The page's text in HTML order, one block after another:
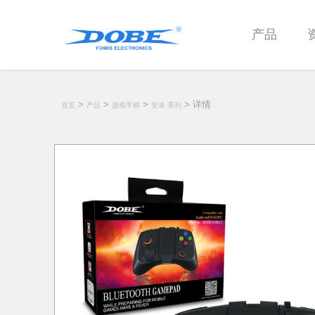
产品
首页 > 产品 > 游戏手柄 > 安卓 系列 > 详情